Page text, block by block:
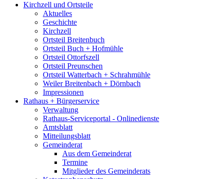
Kirchzell und Ortsteile
Aktuelles
Geschichte
Kirchzell
Ortsteil Breitenbuch
Ortsteil Buch + Hofmühle
Ortsteil Ottorfszell
Ortsteil Preunschen
Ortsteil Watterbach + Schrahmühle
Weiler Breitenbach + Dörnbach
Impressionen
Rathaus + Bürgerservice
Verwaltung
Rathaus-Serviceportal - Onlinedienste
Amtsblatt
Mitteilungsblatt
Gemeinderat
Aus dem Gemeinderat
Termine
Mitglieder des Gemeinderats